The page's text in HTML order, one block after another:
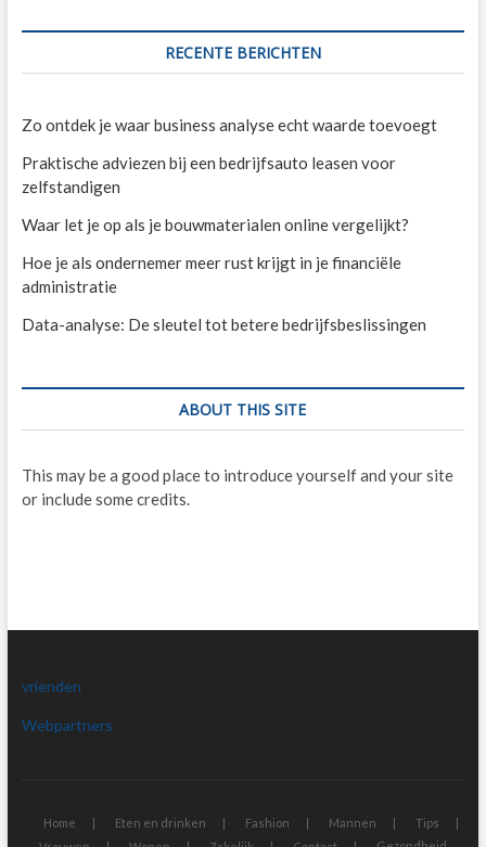
RECENTE BERICHTEN
Zo ontdek je waar business analyse echt waarde toevoegt
Praktische adviezen bij een bedrijfsauto leasen voor
zelfstandigen
Waar let je op als je bouwmaterialen online vergelijkt?
Hoe je als ondernemer meer rust krijgt in je financiële
administratie
Data-analyse: De sleutel tot betere bedrijfsbeslissingen
ABOUT THIS SITE
This may be a good place to introduce yourself and your site
or include some credits.
vrienden
Webpartners
Home Eten en drinken Fashion Mannen
Tips